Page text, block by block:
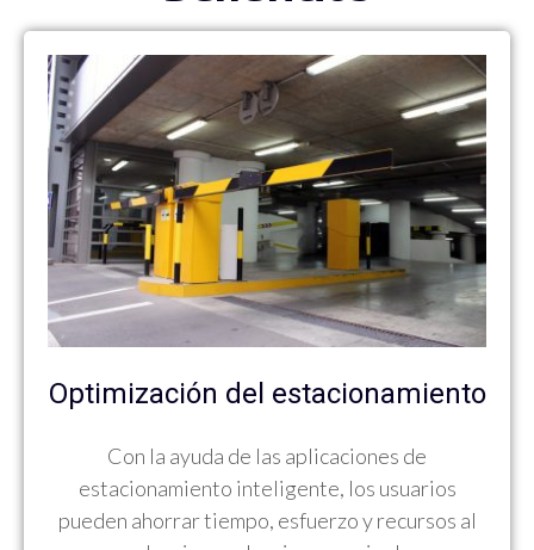
Optimización del estacionamiento
Con la ayuda de las aplicaciones de
estacionamiento inteligente, los usuarios
pueden ahorrar tiempo, esfuerzo y recursos al